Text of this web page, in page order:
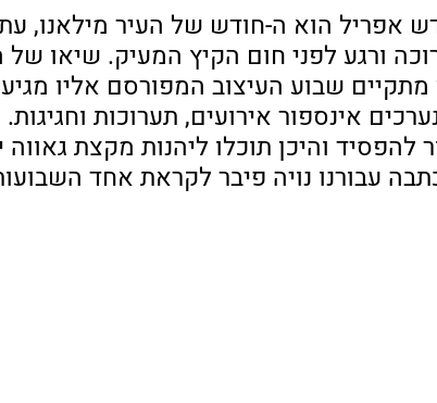
אפריל הוא ה-חודש של העיר מילאנו,
שבוע העיצוב המפורסם אליו
אינספור אירועים, תערוכות
והיכן תוכלו ליהנות מקצת
עבורנו נויה פיבר לקראת אחד